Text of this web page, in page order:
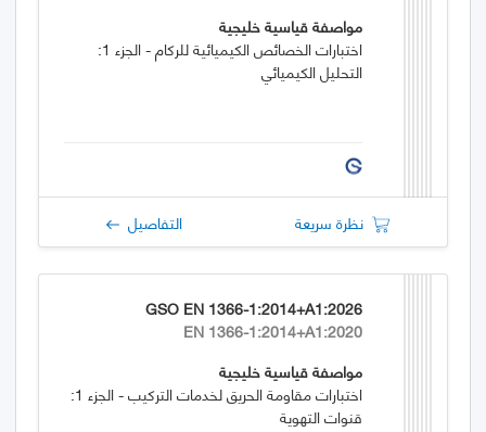
مواصفة قياسية خليجية
اختبارات الخصائص الكيميائية للركام - الجزء 1:
التحليل الكيميائي
نظرة سريعة التفاصيل
GSO EN 1366-1:2014+A1:2026
EN 1366-1:2014+A1:2020
مواصفة قياسية خليجية
اختبارات مقاومة الحريق لخدمات التركيب - الجزء 1:
قنوات التهوية